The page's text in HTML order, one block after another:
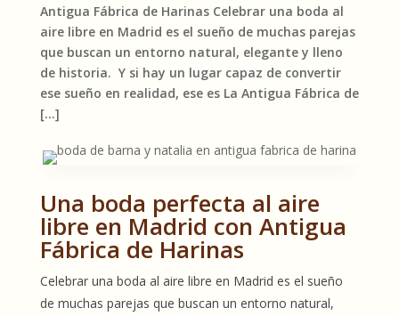
Antigua Fábrica de Harinas Celebrar una boda al
aire libre en Madrid es el sueño de muchas parejas
que buscan un entorno natural, elegante y lleno
de historia. Y si hay un lugar capaz de convertir
ese sueño en realidad, ese es La Antigua Fábrica de
[…]
Una boda perfecta al aire
libre en Madrid con Antigua
Fábrica de Harinas
Celebrar una boda al aire libre en Madrid es el sueño
de muchas parejas que buscan un entorno natural,